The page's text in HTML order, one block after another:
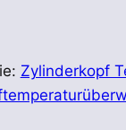
Zylinderkopf